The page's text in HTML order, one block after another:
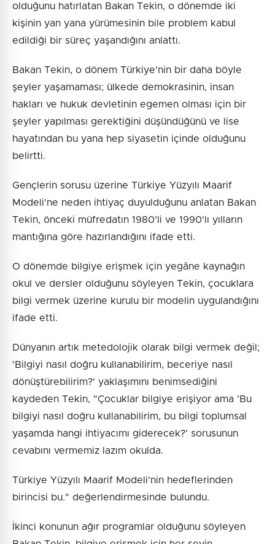
olduğunu hatırlatan Bakan Tekin, o dönemde iki
kişinin yan yana yürümesinin bile problem kabul
edildiği bir süreç yaşandığını anlattı.
Bakan Tekin, o dönem Türkiye'nin bir daha böyle
şeyler yaşamaması; ülkede demokrasinin, insan
hakları ve hukuk devletinin egemen olması için bir
şeyler yapılması gerektiğini düşündüğünü ve lise
hayatından bu yana hep siyasetin içinde olduğunu
belirtti.
Gençlerin sorusu üzerine Türkiye Yüzyılı Maarif
Modeli'ne neden ihtiyaç duyulduğunu anlatan Bakan
Tekin, önceki müfredatın 1980'li ve 1990'lı yılların
mantığına göre hazırlandığını ifade etti.
O dönemde bilgiye erişmek için yegâne kaynağın
okul ve dersler olduğunu söyleyen Tekin, çocuklara
bilgi vermek üzerine kurulu bir modelin uygulandığını
ifade etti.
Dünyanın artık metedolojik olarak bilgi vermek değil;
'Bilgiyi nasıl doğru kullanabilirim, beceriye nasıl
dönüştürebilirim?' yaklaşımını benimsediğini
kaydeden Tekin, "Çocuklar bilgiye erişiyor ama 'Bu
bilgiyi nasıl doğru kullanabilirim, bu bilgi toplumsal
yaşamda hangi ihtiyacımı giderecek?' sorusunun
cevabını vermemiz lazım okulda.
Türkiye Yüzyılı Maarif Modeli'nin hedeflerinden
birincisi bu." değerlendirmesinde bulundu.
İkinci konunun ağır programlar olduğunu söyleyen